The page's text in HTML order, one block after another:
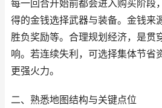
每一回合开始前都会进入购买阶段
得的金钱选择武器与装备。金钱来
胜负奖励等。合理规划经济，是贯
响。若连续失利，可选择集体节省
更强火力。
二、熟悉地图结构与关键点位